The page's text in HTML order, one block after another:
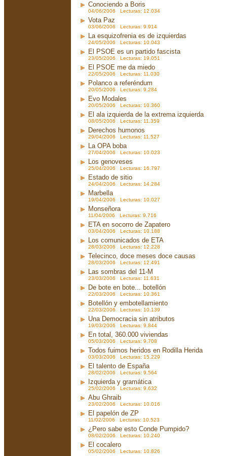
Conociendo a Boris
04/06/2006 Lecturas: 12.034
Vota Paz
03/06/2006 Lecturas: 9.914
La esquizofrenia es de izquierdas
24/05/2006 Lecturas: 10.043
El PSOE es un partido fascista
23/05/2006 Lecturas: 19.051
El PSOE me da miedo
22/05/2006 Lecturas: 11.030
Polanco a referéndum
20/05/2006 Lecturas: 9.284
Evo Modales
20/05/2006 Lecturas: 10.360
El ala izquierda de la extrema izquierda
08/05/2006 Lecturas: 11.359
Derechos humonos
29/04/2006 Lecturas: 11.527
La OPA boba
27/04/2006 Lecturas: 10.023
Los genoveses
25/04/2006 Lecturas: 16.797
Estado de sitio
24/04/2006 Lecturas: 14.284
Marbella
19/04/2006 Lecturas: 10.027
Monseñora
11/04/2006 Lecturas: 9.716
ETA en socorro de Zapatero
03/04/2006 Lecturas: 10.188
Los comunicados de ETA
28/03/2006 Lecturas: 12.228
Telecinco, doce meses doce causas
28/03/2006 Lecturas: 12.491
Las sombras del 11-M
23/03/2006 Lecturas: 11.631
De bote en bote... botellón
22/03/2006 Lecturas: 10.361
Botellón y embotellamiento
22/03/2006 Lecturas: 10.139
Una Democracia sin atributos
19/03/2006 Lecturas: 9.844
En total, 360.000 viviendas
05/03/2006 Lecturas: 9.708
Todos fuimos heridos en Rodilla Herida
03/03/2006 Lecturas: 15.229
El talento de España
28/02/2006 Lecturas: 9.564
Izquierda y gramática
25/02/2006 Lecturas: 9.632
Abu Ghraib
23/02/2006 Lecturas: 10.016
El papelón de ZP
11/02/2006 Lecturas: 10.523
¿Pero sabe esto Conde Pumpido?
08/02/2006 Lecturas: 10.240
El cocalero
05/02/2006 Lecturas: 10.826